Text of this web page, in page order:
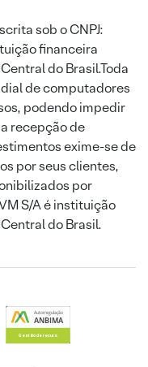
sob o CNPJ:
financeira
do Brasil.Toda
de computadores
podendo impedir
recepção de
exime-se de
por seus clientes,
por
S/A é instituição
do Brasil.